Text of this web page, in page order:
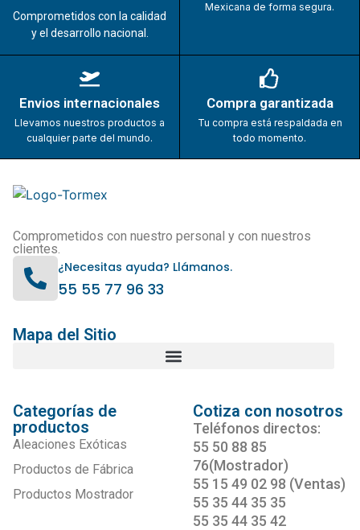
Comprometidos con la calidad
y el desarrollo nacional.
Mexicana de forma segura.
Envios internacionales
Llevamos nuestros productos a
cualquier parte del mundo.
Compra garantizada
Tu compra está respaldada en
todo momento.
Comprometidos con nuestro personal y con nuestros
clientes.
¿Necesitas ayuda? Llámanos.
55 55 77 96 33
Mapa del Sitio
Categorías de
productos
Aleaciones Exóticas
Productos de Fábrica
Productos Mostrador
Cotiza con nosotros
Teléfonos directos:
55 50 88 85
76(Mostrador)
55 15 49 02 98 (Ventas)
55 35 44 35 35
55 35 44 35 42